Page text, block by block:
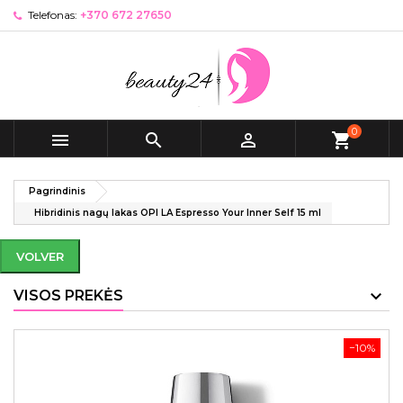
Telefonas: +370 672 27650
   shopping_cart0
Pagrindinis
Hibridinis nagų lakas OPI LA Espresso Your Inner Self 15 ml
VOLVER
VISOS PREKĖS
−10%